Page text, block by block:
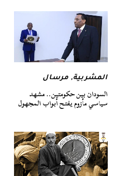
المشربية,مرسال
السودان بين حكومتين.. مشهد
سياسي مأزوم يفتح أبواب المجهول